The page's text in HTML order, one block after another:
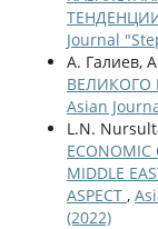
Journal
А. Галиев,
ВЕЛИКОГО
Asian
L.N.
ECONOMIC
MIDDLE
ASPECT ,
(2022)